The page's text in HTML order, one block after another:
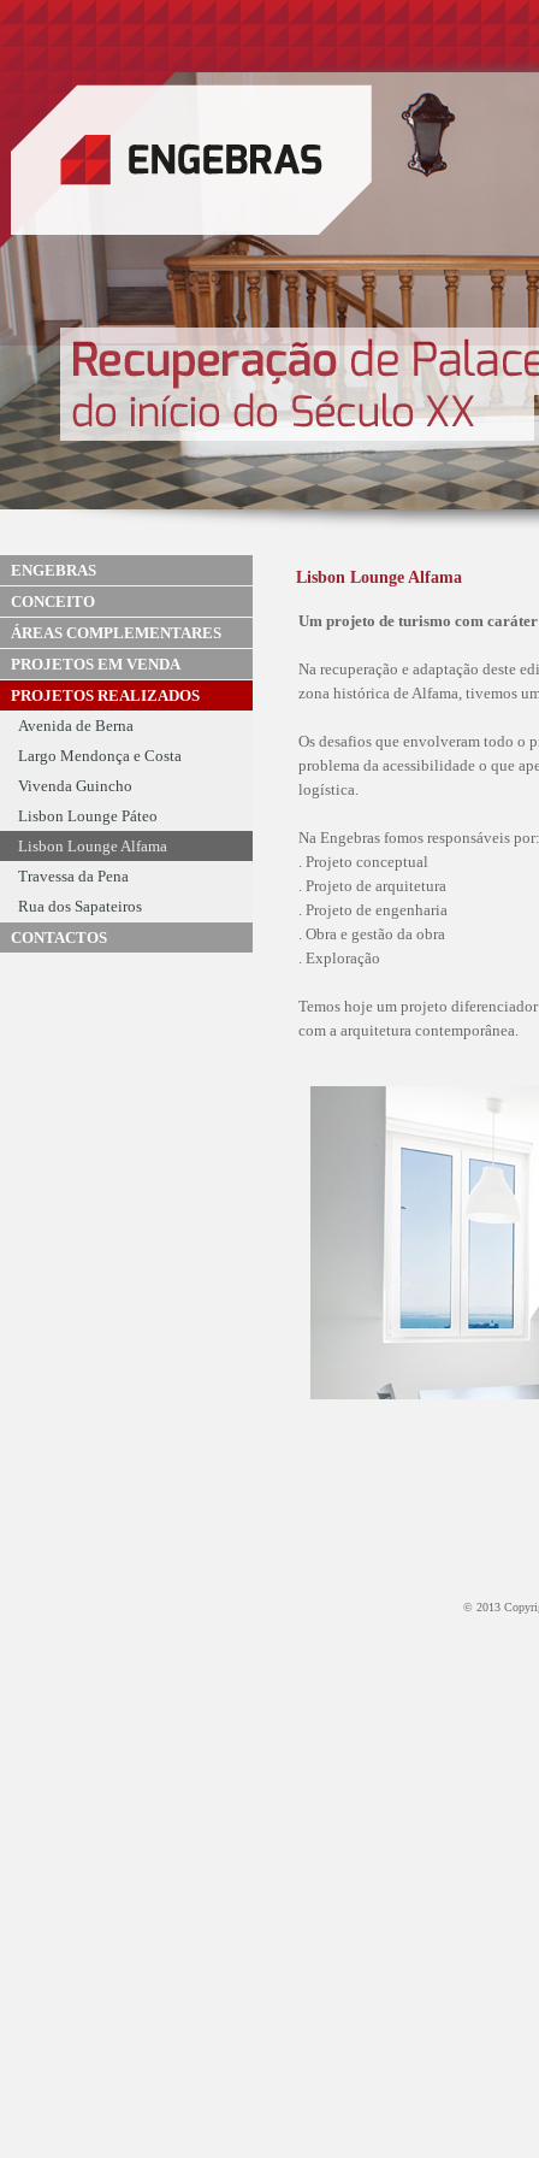
ENGEBRAS
CONCEITO
ÁREAS COMPLEMENTARES
PROJETOS EM VENDA
PROJETOS REALIZADOS
Avenida de Berna
Largo Mendonça e Costa
Vivenda Guincho
Lisbon Lounge Páteo
Lisbon Lounge Alfama
Travessa da Pena
Rua dos Sapateiros
CONTACTOS
Lisbon Lounge Alfama
Um projeto de turismo com
Na recuperação e adaptação deste
zona histórica de Alfama, tivemos
Os desafios que envolveram todo o
problema da acessibilidade o que
logística.
Na Engebras fomos responsáveis por:
. Projeto conceptual
. Projeto de arquitetura
. Projeto de engenharia
. Obra e gestão da obra
. Exploração
Temos hoje um projeto
com a arquitetura contemporânea.
© 2013